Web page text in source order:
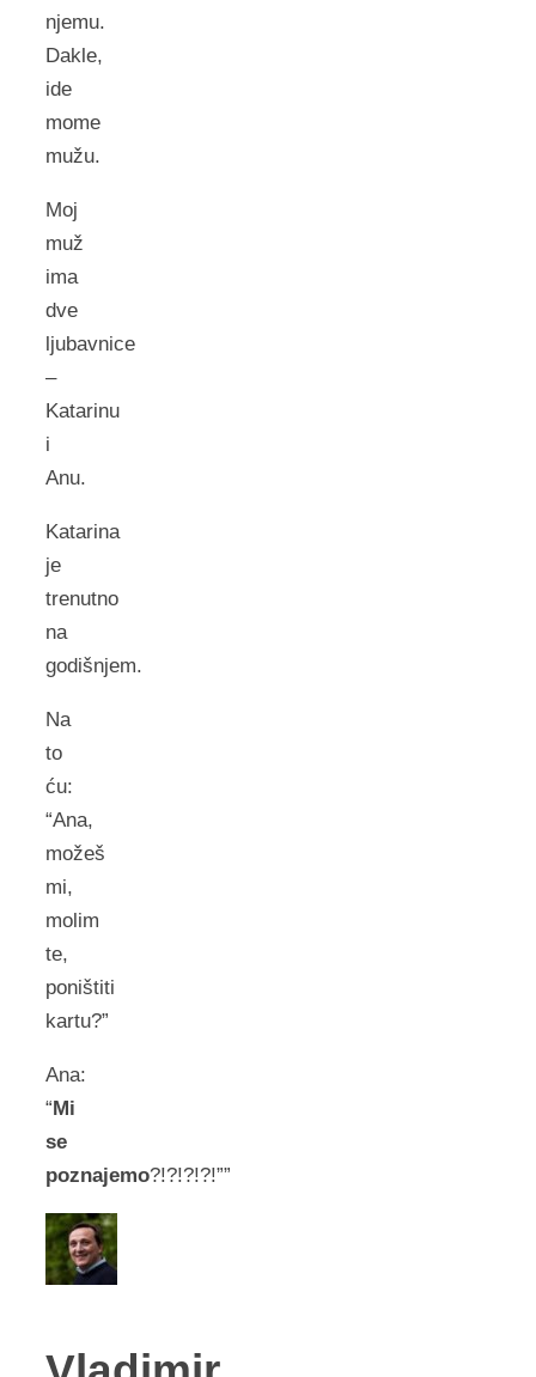
njemu.
Dakle,
ide
mome
mužu.
Moj
muž
ima
dve
ljubavnice
–
Katarinu
i
Anu.
Katarina
je
trenutno
na
godišnjem.
Na
to
ću:
“Ana,
možeš
mi,
molim
te,
poništiti
kartu?”
Ana:
“Mi
se
poznajemo?!?!?!?!””